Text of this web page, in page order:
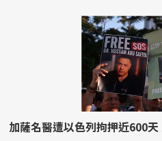
加薩名醫遭以色列拘押近600